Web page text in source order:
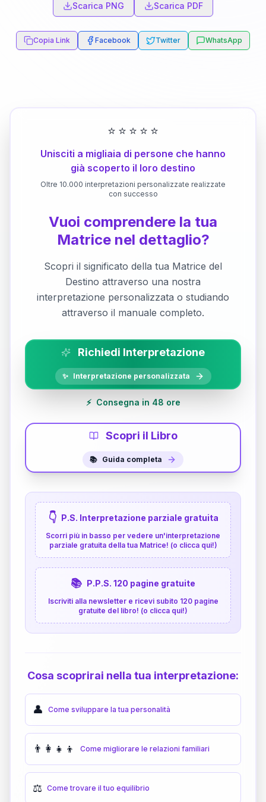
Scarica PNG Scarica PDF
Copia Link Facebook Twitter WhatsApp
⭐ ⭐ ⭐ ⭐ ⭐
Unisciti a migliaia di persone che hanno
già scoperto il loro destino
Oltre 10.000 interpretazioni personalizzate realizzate
con successo
Vuoi comprendere la tua
Matrice nel dettaglio?
Scopri il significato della tua Matrice del
Destino attraverso una nostra
interpretazione personalizzata o studiando
attraverso il manuale completo.
Richiedi Interpretazione
✨ Interpretazione personalizzata
⚡ Consegna in 48 ore
Scopri il Libro
📚 Guida completa
👇 P.S. Interpretazione parziale gratuita
Scorri più in basso per vedere un'interpretazione
parziale gratuita della tua Matrice! (o clicca qui!)
📚 P.P.S. 120 pagine gratuite
Iscriviti alla newsletter e ricevi subito 120 pagine
gratuite del libro! (o clicca qui!)
Cosa scoprirai nella tua interpretazione:
👤 Come sviluppare la tua personalità
👨‍👩‍👧‍👦 Come migliorare le relazioni familiari
⚖️ Come trovare il tuo equilibrio